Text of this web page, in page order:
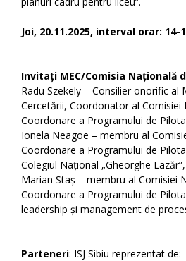
Joi, 20.11.2025, interval orar: 14-
Invitați MEC/Comisia Națională
Radu Szekely – Consilier onorific al
Cercetării, Coordonator al Comisiei
Coordonare a Programului de
Ionela Neagoe – membru al
Coordonare a Programului de
Colegiul Național „Gheorghe
Marian Staș – membru al Comisiei
Coordonare a Programului de
leadership și management de
Parteneri: ISJ Sibiu reprezentat de: